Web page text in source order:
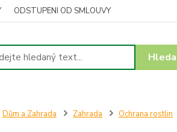
ODSTUPENI OD SMLOUVY
Dům a Zahrada Zahrada Ochrana rostlin